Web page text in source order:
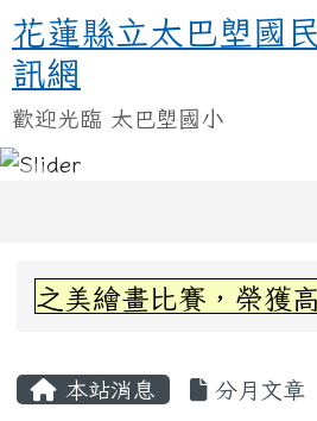
跳至主內容區
花蓮縣立太巴塱國
花蓮縣立太巴塱國
訊網
歡迎光臨 太巴塱國小
上中區域內容
繪畫比賽，榮獲高年
本站消息 分月文章